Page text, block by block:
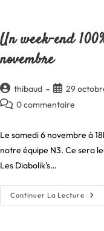
Un week-end
novembre
Auteur/autrice
de
thibaud
Publication
publiée :
29
Commentaires
la
publication :
0 commentaire
Le samedi 6 novembre à
notre équipe N3. Ce sera
Les Diabolik's…
Continuer La Lecture Un